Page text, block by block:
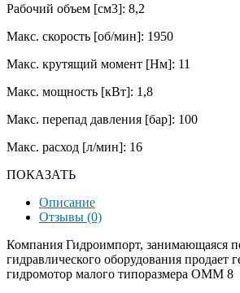
Рабочий объем [см3]: 8,2
Макс. скорость [об/мин]: 1950
Макс. крутящий момент [Нм]: 11
Макс. мощность [кВт]: 1,8
Макс. перепад давления [бар]: 100
Макс. расход [л/мин]: 16
ПОКАЗАТЬ
Описание
Отзывы (0)
Компания Гидроимпорт, занимающаяся
гидравлического оборудования продает
гидромотор малого типоразмера OMM 8